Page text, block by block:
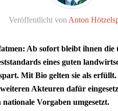
Veröffentlicht von Anton
Ab sofort bleibt ihnen die
eines guten
Mit Bio gelten sie als
Akteuren dafür
Vorgaben umgesetzt.